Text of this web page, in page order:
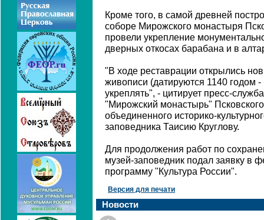
Кроме того, в самой древней
соборе Мирожского монастыря
провели укрепление
дверных откосах барабана и в
"В ходе реставрации открылись
живописи (датируются 1140 годом
укреплять", - цитирует пресс-
"Мирожский монастырь" Псковского
объединенного историко-
заповедника Таисию Круглову.
Для продолжения работ по
музей-заповедник подал заявку в
программу "Культура России".
Версия для печати
Новости